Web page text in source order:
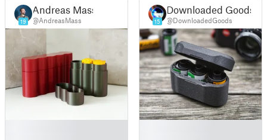
19
Andreas Mass
@AndreasMass 15
Downloaded Goods
@DownloadedGoods